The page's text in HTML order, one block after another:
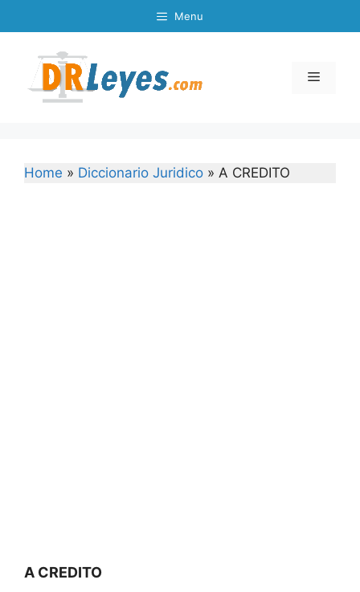
to
Menu
Menu
Home » Diccionario Juridico » A CREDITO
A CREDITO